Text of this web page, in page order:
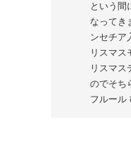
という間
なって
ンセチア
リスマ
リスマス
のでそち
フルール